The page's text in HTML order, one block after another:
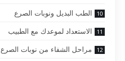
الطب البديل ونوبات الصرع
الاستعداد لموعدك مع الطبيب
مراحل الشفاء من نوبات الصرع